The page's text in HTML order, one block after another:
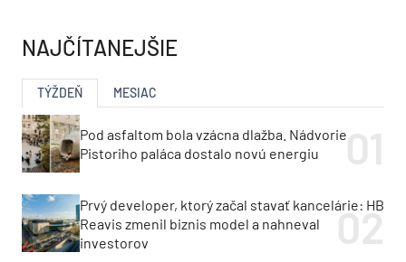
NAJČÍTANEJŠIE
TÝŽDEŇ MESIAC
Pod asfaltom bola vzácna dlažba. Nádvorie
Pistoriho paláca dostalo novú energiu
Prvý developer, ktorý začal stavať kancelárie: HB
Reavis zmenil biznis model a nahneval
investorov